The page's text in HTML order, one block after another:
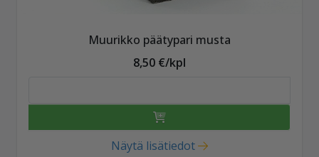
Muurikko päätypari musta
8,50 €/kpl
Näytä lisätiedot